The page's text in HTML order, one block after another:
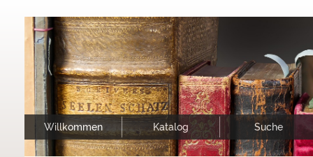
Willkommen Katalog Suche